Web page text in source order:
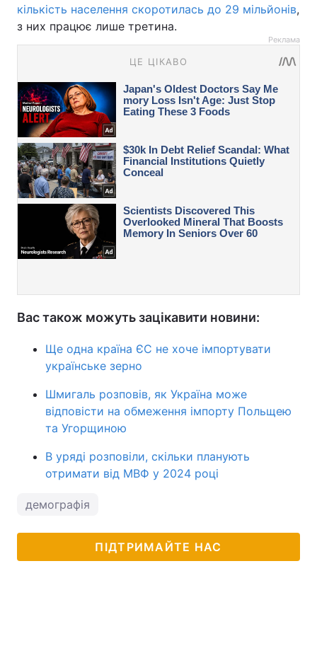
кількість населення скоротилась до 29 мільйонів,
з них працює лише третина.
Реклама
Вас також можуть зацікавити новини:
Ще одна країна ЄС не хоче імпортувати
українське зерно
Шмигаль розповів, як Україна може
відповісти на обмеження імпорту Польщею
та Угорщиною
В уряді розповіли, скільки планують
отримати від МВФ у 2024 році
демографія
ПІДТРИМАЙТЕ НАС